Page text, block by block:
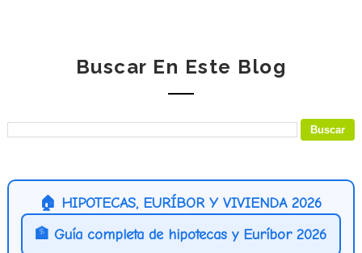
Buscar En Este Blog
🏠 HIPOTECAS, EURÍBOR Y VIVIENDA 2026
🏦 Guía completa de hipotecas y Euríbor 2026